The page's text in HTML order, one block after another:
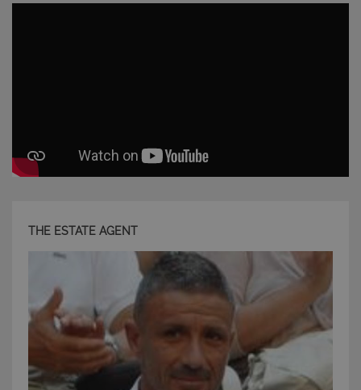
THE ESTATE AGENT
I cookie strettamente necessari consentono